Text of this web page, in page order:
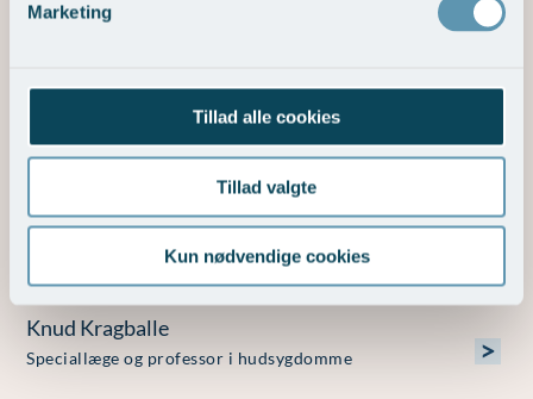
Marketing
Tillad alle cookies
Tillad valgte
Kun nødvendige cookies
Knud Kragballe
Speciallæge og professor i hudsygdomme >